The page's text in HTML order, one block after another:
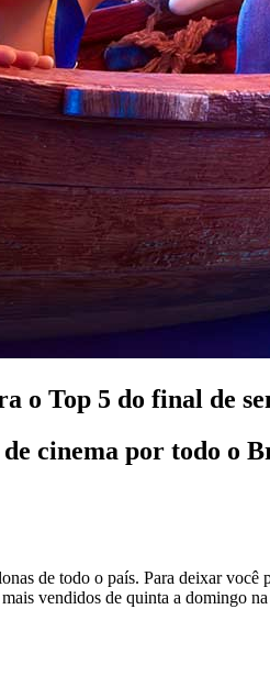
o Top 5 do final de
cinema por todo o
de todo o país. Para deixar
vendidos de quinta a domingo